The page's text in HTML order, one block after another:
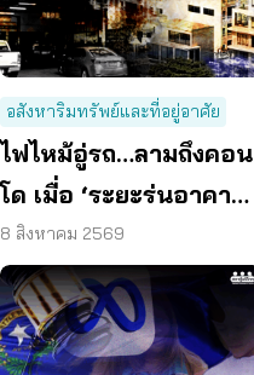
อสังหาริมทรัพย์และที่อยู่อาศัย
ไฟไหม้อู่รถ…ลามถึงคอน
โด เมื่อ ‘ระยะร่นอาคาร’
ถูกละเลย ผู้บริโภคจึงต้อง
เสี่ยง
8 สิงหาคม 2569